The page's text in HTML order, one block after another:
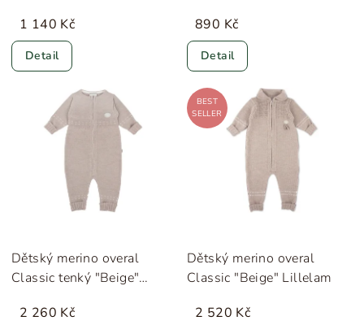
1 140 Kč
Detail
890 Kč
Detail
Dětský merino overal
Classic tenký "Beige"
2 260 Kč
BEST
SELLER
Dětský merino overal
Classic "Beige" Lillelam
2 520 Kč